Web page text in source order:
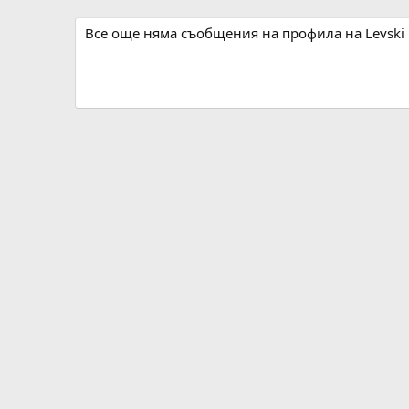
Все още няма съобщения на профила на Levski